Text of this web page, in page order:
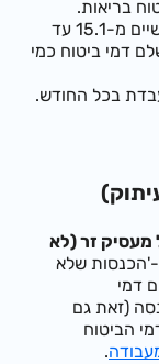
בריאות.
מי שטס לטיול אחרי צבא למשך חודשיים מ-15.1 עד
דמי ביטוח כמי
בכל החודש.
זר (לא
שלא
(זאת גם
הביטוח
.